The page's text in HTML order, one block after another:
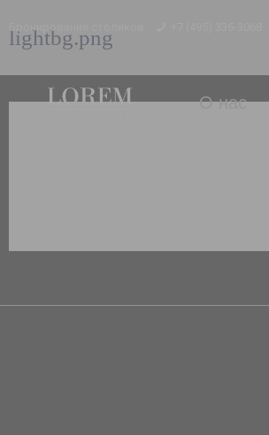
Бронирование столиков
О нас
lightbg.png